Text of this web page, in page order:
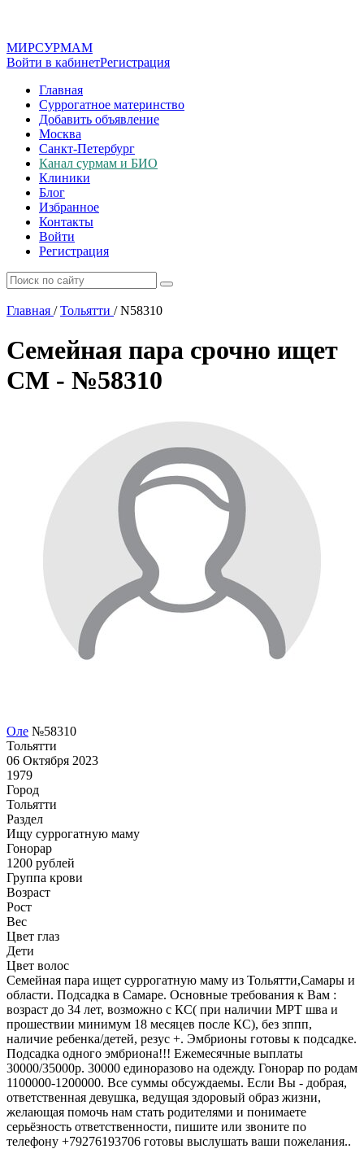
МИРСУРМАМ
Войти в кабинетРегистрация
Главная
Суррогатное материнство
Добавить объявление
Москва
Санкт-Петербург
Канал сурмам и БИО
Клиники
Блог
Избранное
Контакты
Войти
Регистрация
Главная / Тольятти /N58310
Семейная пара срочно ищет
СМ - №58310
Оле №58310
Тольятти
06 Октября 2023
1979
Город
Тольятти
Раздел
Ищу суррогатную маму
Гонoрар
1200 рублей
Группа крови
Возраст
Рост
Вес
Цвет глаз
Дети
Цвет волос
Семейная пара ищет суррогатную маму из Тольятти,Самары и
области. Подсадка в Самаре. Основные требования к Вам :
возраст до 34 лет, возможно с КС( при наличии МРТ шва и
прошествии минимум 18 месяцев после КС), без зппп,
наличие ребенка/детей, резус +. Эмбрионы готовы к подсадке.
Подсадка одного эмбриона!!! Ежемесячные выплаты
30000/35000р. 30000 единоразово на одежду. Гонорар по родам
1100000-1200000. Все суммы обсуждаемы. Если Вы - добрая,
ответственная девушка, ведущая здоровый образ жизни,
желающая помочь нам стать родителями и понимаете
серьёзность ответственности, пишите или звоните по
телефону +79276193706 готовы выслушать ваши пожелания..